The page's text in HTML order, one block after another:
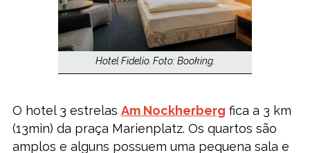
Hotel Fidelio. Foto: Booking.
O hotel 3 estrelas Am Nockherberg fica a 3 km
(13min) da praça Marienplatz. Os quartos são
amplos e alguns possuem uma pequena sala e